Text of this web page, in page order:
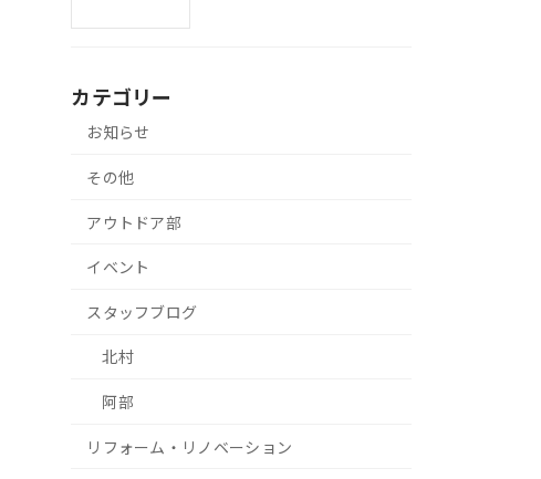
カテゴリー
お知らせ
その他
アウトドア部
イベント
スタッフブログ
北村
阿部
リフォーム・リノベーション